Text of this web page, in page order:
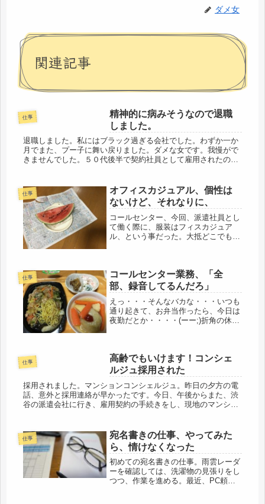
ダメ女
関連記事
仕事
精神的に病みそうなので退職
しました。
退職しました。私にはブラック過ぎる会社でした。わずか一か
月でまた、プー子に舞い戻りました。ダメな女です。我慢がで
きませんでした。５０代後半で契約社員として雇用されたのは
仕事
オフィスカジュアル、個性は
ないけど、それなりに、
コールセンター、今回、派遣社員とし
て働く際に、服装はフィスカジュア
ル、という事だった。大抵どこでも同
ど・・・。ここの会社、ちょっと、そ
れアウ...
仕事
コールセンター業務、「全
部、録音してるんだろ」
えっ・・・そんなバカな・・・いつも
通り起きて、お弁当作ったら、今日は
夜勤だとか・・・・(ーー;)折角の休
ちてたのだけど(^_^;)家庭内ホ...
仕事
高齢でもいけます！コンシェ
ルジュ採用された
採用されました。マンションコンシェルジュ。昨日の夕方の電
話、意外と採用連絡が早かったです。今日、午後からまた、渋
谷の派遣会社に行き、雇用契約の手続きをし、現地のマンショ
仕事
宛名書きの仕事、やってみた
ら、情けなくなった
初めての宛名書きの仕事。雨雲レーダ
ーを確認しては、洗濯物の見張りをし
つつ、作業を進める。最近、PC頼り